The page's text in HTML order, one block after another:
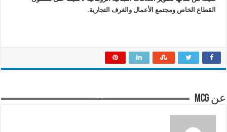
القطاع الخاص ومجتمع الأعمال والغرف التجارية.
عن mcg